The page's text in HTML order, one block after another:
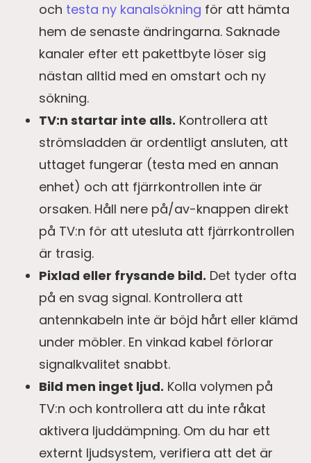
och testa ny kanalsökning för att hämta
hem de senaste ändringarna. Saknade
kanaler efter ett pakettbyte löser sig
nästan alltid med en omstart och ny
sökning.
TV:n startar inte alls. Kontrollera att
strömsladden är ordentligt ansluten, att
uttaget fungerar (testa med en annan
enhet) och att fjärrkontrollen inte är
orsaken. Håll nere på/av-knappen direkt
på TV:n för att utesluta att fjärrkontrollen
är trasig.
Pixlad eller frysande bild. Det tyder ofta
på en svag signal. Kontrollera att
antennkabeln inte är böjd hårt eller klämd
under möbler. En vinkad kabel förlorar
signalkvalitet snabbt.
Bild men inget ljud. Kolla volymen på
TV:n och kontrollera att du inte råkat
aktivera ljuddämpning. Om du har ett
externt ljudsystem, verifiera att det är